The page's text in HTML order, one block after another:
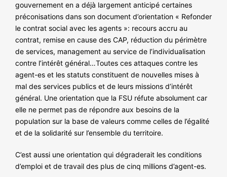
gouvernement en a déjà largement anticipé certaines
préconisations dans son document d’orientation « Refonder
le contrat social avec les agents »: recours accru au
contrat, remise en cause des CAP, réduction du périmètre
de services, management au service de l’individualisation
contre l’intérêt général…Toutes ces attaques contre les
agent-es et les statuts constituent de nouvelles mises à
mal des services publics et de leurs missions d’intérêt
général. Une orientation que la FSU réfute absolument car
elle ne permet pas de répondre aux besoins de la
population sur la base de valeurs comme celles de l’égalité
et de la solidarité sur l’ensemble du territoire.
C’est aussi une orientation qui dégraderait les conditions
d’emploi et de travail des plus de cinq millions d’agent-es.